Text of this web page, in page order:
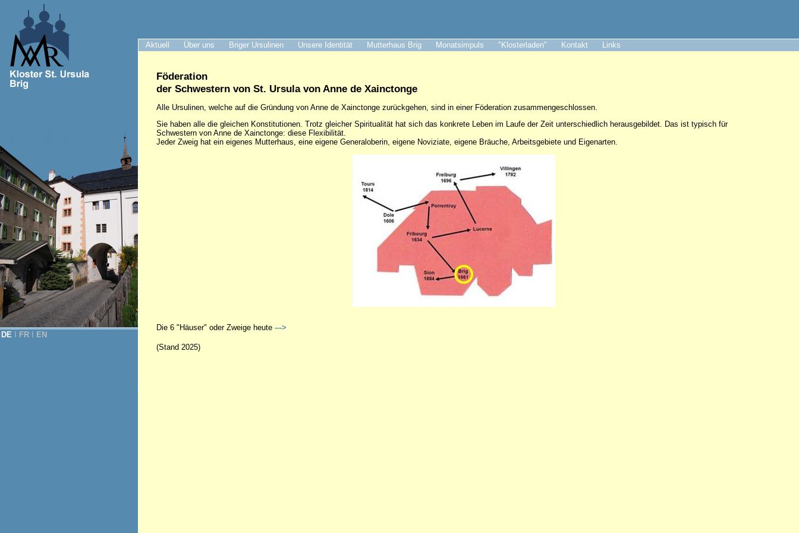
Aktuell Über uns Briger Ursulinen Unsere Identität Mutterhaus Brig Monatsimpuls "Klosterladen" Kontakt Links
DE FR EN
Föderation
der Schwestern von St. Ursula von Anne de Xainctonge
Alle Ursulinen, welche auf die Gründung von Anne de Xainctonge zurückgehen, sind in einer Föderation zusammengeschlossen.
Sie haben alle die gleichen Konstitutionen. Trotz gleicher Spiritualität hat sich das konkrete Leben im Laufe der Zeit unterschiedlich herausgebildet. Das ist typisch für
Schwestern von Anne de Xainctonge: diese Flexibilität.
Jeder Zweig hat ein eigenes Mutterhaus, eine eigene Generaloberin, eigene Noviziate, eigene Bräuche, Arbeitsgebiete und Eigenarten.
Die 6 "Häuser" oder Zweige heute --->
(Stand 2025)